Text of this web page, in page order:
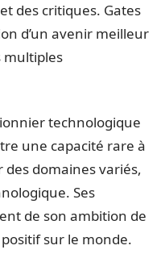
des critiques. Gates
d’un avenir meilleur
multiples
technologique
une capacité rare à
domaines variés,
Ses
de son ambition de
sur le monde.